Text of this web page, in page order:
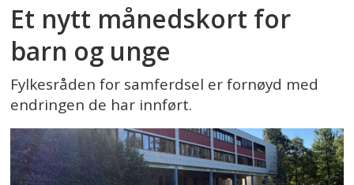
Et nytt månedskort for
barn og unge
Fylkesråden for samferdsel er fornøyd med
endringen de har innført.